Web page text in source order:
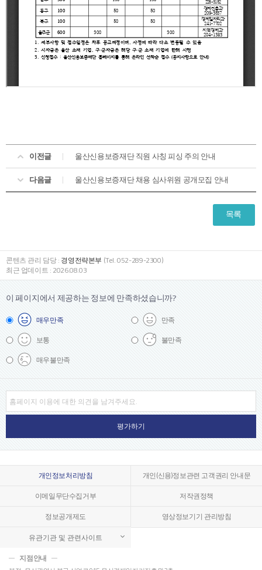
이전글
울산신용보증재단 직원 사칭 피싱 주의 안내
다음글
울산신용보증재단 채용 심사위원 공개모집 안내
목록
콘텐츠 관리 담당 : 경영전략본부 (Tel. 052-289-2300)
최근 업데이트 : 2026.08.03
이 페이지에서 제공하는 정보에 만족하셨습니까?
매우만족
만족
보통
불만족
매우불만족
개인정보처리방침
개인(신용)정보관련 고객권리 안내문
이메일무단수집거부
저작권정책
정보공개제도
영상정보기기 관리방침
유관기관 및 관련사이트
지점안내